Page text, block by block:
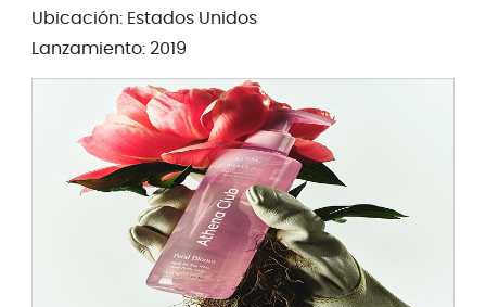
Ubicación: Estados Unidos
Lanzamiento: 2019